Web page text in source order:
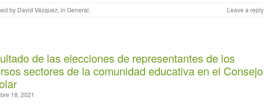
by David Vázquez, in General. Leave a reply
de las elecciones de representantes de los
sectores de la comunidad educativa en el Consejo
18, 2021